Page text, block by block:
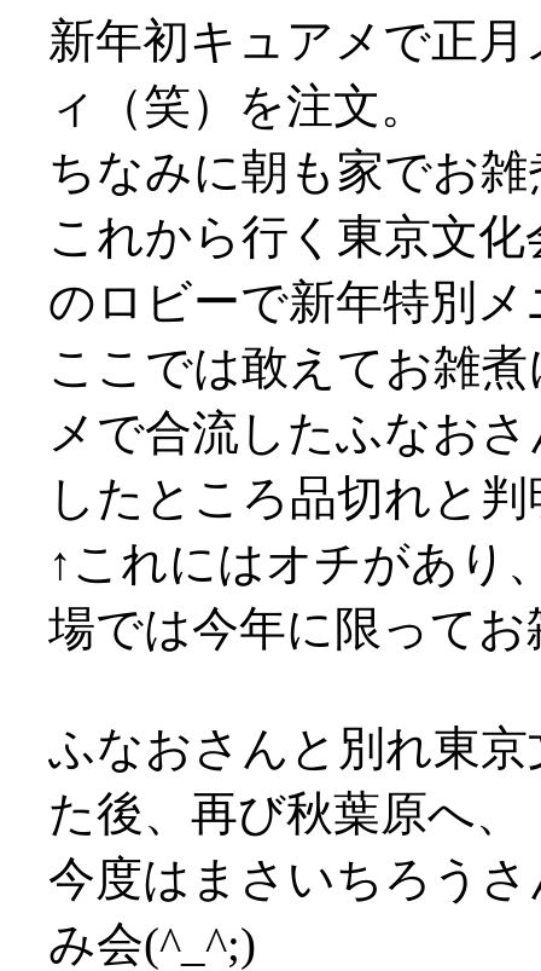
新年初キュアメで正
ィ（笑）を注文。
ちなみに朝も家でお
これから行く東京文
のロビーで新年特別
ここでは敢えてお雑
メで合流したふなお
したところ品切れと判
↑これにはオチがあり
場では今年に限って
ふなおさんと別れ東
た後、再び秋葉原へ、
今度はまさいちろう
み会(^_^;)